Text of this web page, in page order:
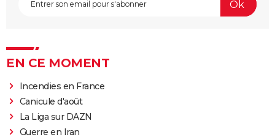
EN CE MOMENT
Incendies en France
Canicule d'août
La Liga sur DAZN
Guerre en Iran